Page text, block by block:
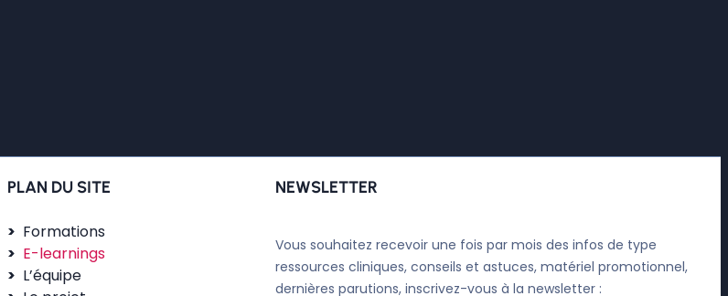
PLAN DU SITE
Formations
E-learnings
L’équipe
NEWSLETTER
Vous souhaitez recevoir une fois par mois des infos de type
ressources cliniques, conseils et astuces, matériel promotionnel,
dernières parutions, inscrivez-vous à la newsletter :